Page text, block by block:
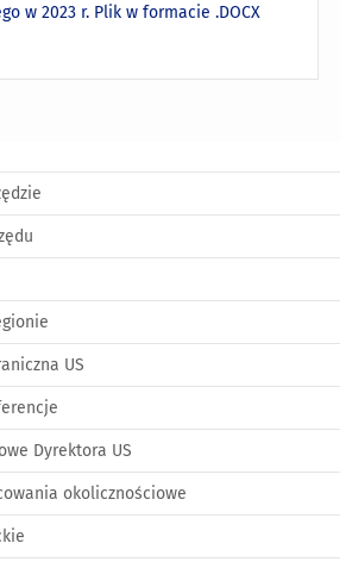
w 2023 r. Plik w formacie .DOCX
US
Dyrektora US
okolicznościowe